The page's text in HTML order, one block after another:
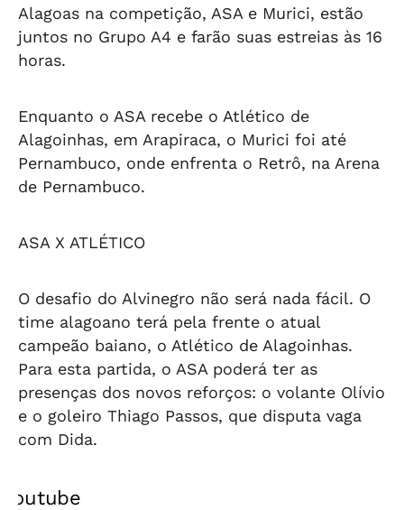
Alagoas na competição, ASA e Murici, estão
juntos no Grupo A4 e farão suas estreias às 16
horas.
Enquanto o ASA recebe o Atlético de
Alagoinhas, em Arapiraca, o Murici foi até
Pernambuco, onde enfrenta o Retrô, na Arena
de Pernambuco.
ASA X ATLÉTICO
O desafio do Alvinegro não será nada fácil. O
time alagoano terá pela frente o atual
campeão baiano, o Atlético de Alagoinhas.
Para esta partida, o ASA poderá ter as
presenças dos novos reforços: o volante Olívio
e o goleiro Thiago Passos, que disputa vaga
com Dida.